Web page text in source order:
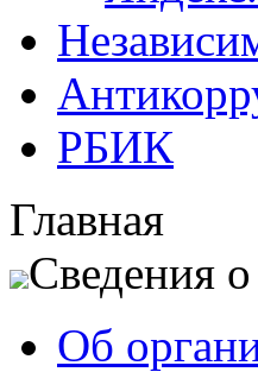
РБИК
Главная
Сведения
Об